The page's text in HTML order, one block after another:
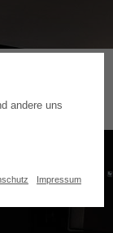
andere uns
Impressum